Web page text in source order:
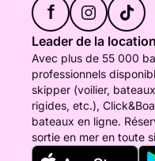
f
Leader de la
Avec plus de 55 000
professionnels
skipper (voilier,
rigides, etc.),
bateaux en ligne.
sortie en mer en toute